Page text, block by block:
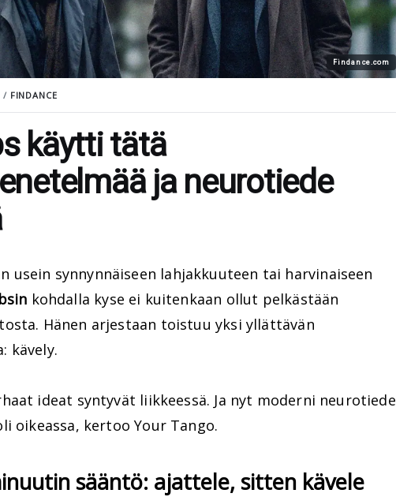
Findance.com
/ FINDANCE
käytti tätä
ja neurotiede
usein synnynnäiseen lahjakkuuteen tai harvinaiseen
kohdalla kyse ei kuitenkaan ollut pelkästään
Hänen arjestaan toistuu yksi yllättävän
kävely.
ideat syntyvät liikkeessä. Ja nyt moderni neurotiede
oikeassa, kertoo Your Tango.
sääntö: ajattele, sitten kävele